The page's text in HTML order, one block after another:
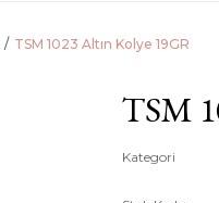
TSM 1023 Altın Kolye 19GR
TSM
Kategori